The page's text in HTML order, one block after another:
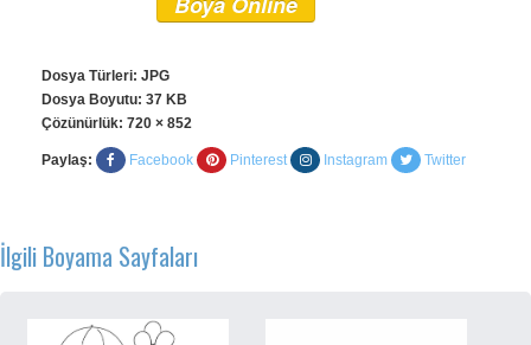
Dosya Türleri: JPG
Dosya Boyutu: 37 KB
Çözünürlük: 720 × 852
Paylaş: Facebook Pinterest Instagram Twitter
İlgili Boyama Sayfaları